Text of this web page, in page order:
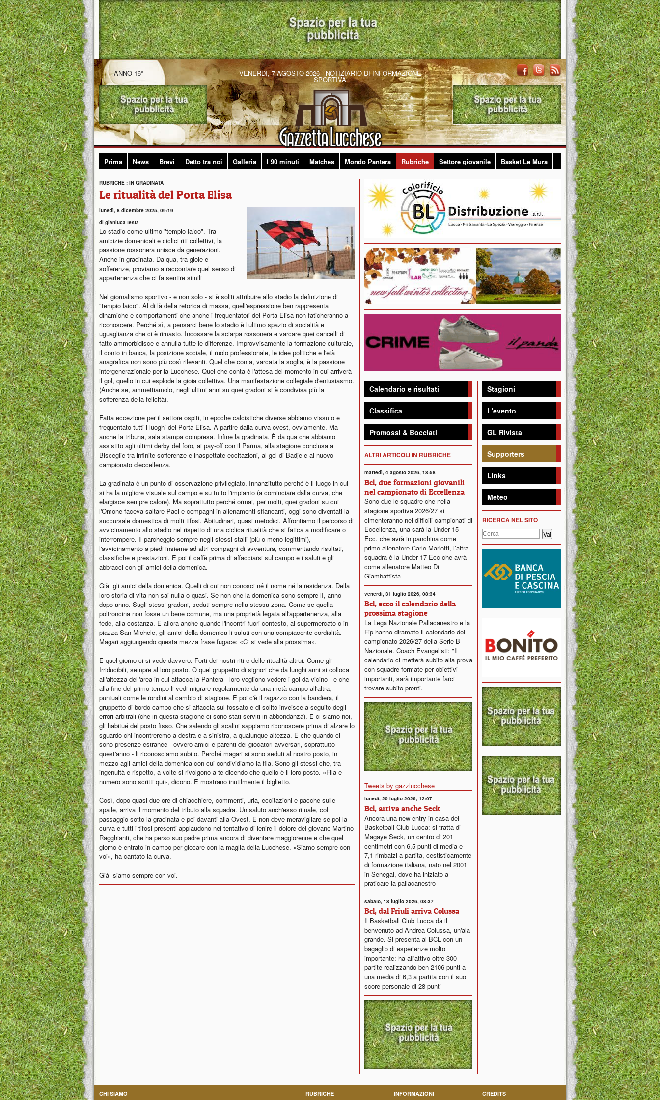
ANNO 16° VENERDÌ, 7 AGOSTO 2026 - NOTIZIARIO DI INFORMAZIONE
SPORTIVA
Prima News Brevi Detto tra noi Galleria I 90 minuti Matches Mondo Pantera Rubriche Settore giovanile Basket Le Mura
RUBRICHE : IN GRADINATA
Le ritualità del Porta Elisa
lunedì, 8 dicembre 2025, 09:19
di gianluca testa
Lo stadio come ultimo "tempio laico". Tra
amicizie domenicali e ciclici riti collettivi, la
passione rossonera unisce da generazioni.
Anche in gradinata. Da qua, tra gioie e
sofferenze, proviamo a raccontare quel senso di
appartenenza che ci fa sentire simili
Nel giornalismo sportivo - e non solo - si è soliti attribuire allo stadio la definizione di
"tempio laico". Al di là della retorica di massa, quell'espressione ben rappresenta
dinamiche e comportamenti che anche i frequentatori del Porta Elisa non faticheranno a
riconoscere. Perché sì, a pensarci bene lo stadio è l'ultimo spazio di socialità e
uguaglianza che ci è rimasto. Indossare la sciarpa rossonera e varcare quei cancelli di
fatto ammorbidisce e annulla tutte le differenze. Improvvisamente la formazione culturale,
il conto in banca, la posizione sociale, il ruolo professionale, le idee politiche e l'età
anagrafica non sono più così rilevanti. Quel che conta, varcata la soglia, è la passione
intergenerazionale per la Lucchese. Quel che conta è l'attesa del momento in cui arriverà
il gol, quello in cui esplode la gioia collettiva. Una manifestazione collegiale d'entusiasmo.
(Anche se, ammettiamolo, negli ultimi anni su quei gradoni si è condivisa più la
sofferenza della felicità).
Fatta eccezione per il settore ospiti, in epoche calcistiche diverse abbiamo vissuto e
frequentato tutti i luoghi del Porta Elisa. A partire dalla curva ovest, ovviamente. Ma
anche la tribuna, sala stampa compresa. Infine la gradinata. È da qua che abbiamo
assistito agli ultimi derby del foro, ai pay-off con il Parma, alla stagione conclusa a
Bisceglie tra infinite sofferenze e inaspettate eccitazioni, al gol di Badje e al nuovo
campionato d'eccellenza.
La gradinata è un punto di osservazione privilegiato. Innanzitutto perché è il luogo in cui
si ha la migliore visuale sul campo e su tutto l'impianto (a cominciare dalla curva, che
elargisce sempre calore). Ma soprattutto perché ormai, per molti, quei gradoni su cui
l'Omone faceva saltare Paci e compagni in allenamenti sfiancanti, oggi sono diventati la
succursale domestica di molti tifosi. Abitudinari, quasi metodici. Affrontiamo il percorso di
avvicinamento allo stadio nel rispetto di una ciclica ritualità che si fatica a modificare o
interrompere. Il parcheggio sempre negli stessi stalli (più o meno legittimi),
l'avvicinamento a piedi insieme ad altri compagni di avventura, commentando risultati,
classifiche e prestazioni. E poi il caffè prima di affacciarsi sul campo e i saluti e gli
abbracci con gli amici della domenica.
Già, gli amici della domenica. Quelli di cui non conosci né il nome né la residenza. Della
loro storia di vita non sai nulla o quasi. Se non che la domenica sono sempre lì, anno
dopo anno. Sugli stessi gradoni, seduti sempre nella stessa zona. Come se quella
poltroncina non fosse un bene comune, ma una proprietà legata all'appartenenza, alla
fede, alla costanza. E allora anche quando l'incontri fuori contesto, al supermercato o in
piazza San Michele, gli amici della domenica li saluti con una compiacente cordialità.
Magari aggiungendo questa mezza frase fugace: «Ci si vede alla prossima».
E quel giorno ci si vede davvero. Forti dei nostri riti e delle ritualità altrui. Come gli
Irriducibili, sempre al loro posto. O quel gruppetto di signori che da lunghi anni si colloca
all'altezza dell'area in cui attacca la Pantera - loro vogliono vedere i gol da vicino - e che
alla fine del primo tempo li vedi migrare regolarmente da una metà campo all'altra,
puntuali come le rondini al cambio di stagione. E poi c'è il ragazzo con la bandiera, il
gruppetto di bordo campo che si affaccia sul fossato e di solito inveisce a seguito degli
errori arbitrali (che in questa stagione ci sono stati serviti in abbondanza). E ci siamo noi,
gli habitué del posto fisso. Che salendo gli scalini sappiamo riconoscere prima di alzare lo
sguardo chi incontreremo a destra e a sinistra, a qualunque altezza. E che quando ci
sono presenze estranee - ovvero amici e parenti dei giocatori avversari, soprattutto
quest'anno - li riconosciamo subito. Perché magari si sono seduti al nostro posto, in
mezzo agli amici della domenica con cui condividiamo la fila. Sono gli stessi che, tra
ingenuità e rispetto, a volte si rivolgono a te dicendo che quello è il loro posto. «Fila e
numero sono scritti qui», dicono. E mostrano inutilmente il biglietto.
Così, dopo quasi due ore di chiacchiere, commenti, urla, eccitazioni e pacche sulle
spalle, arriva il momento del tributo alla squadra. Un saluto anch'esso rituale, col
passaggio sotto la gradinata e poi davanti alla Ovest. E non deve meravigliare se poi la
curva e tutti i tifosi presenti applaudono nel tentativo di lenire il dolore del giovane Martino
Ragghianti, che ha perso suo padre prima ancora di diventare maggiorenne e che quel
giorno è entrato in campo per giocare con la maglia della Lucchese. «Siamo sempre con
voi», ha cantato la curva.
Già, siamo sempre con voi.
Calendario e risultati
Classifica
Promossi & Bocciati
ALTRI ARTICOLI IN RUBRICHE
martedì, 4 agosto 2026, 18:58
Bcl, due formazioni giovanili
nel campionato di Eccellenza
Sono due le squadre che nella
stagione sportiva 2026/27 si
cimenteranno nei difficili campionati di
Eccellenza, una sarà la Under 15
Ecc. che avrà in panchina come
primo allenatore Carlo Mariotti, l’altra
squadra è la Under 17 Ecc che avrà
come allenatore Matteo Di
Giambattista
venerdì, 31 luglio 2026, 08:34
Bcl, ecco il calendario della
prossima stagione
La Lega Nazionale Pallacanestro e la
Fip hanno diramato il calendario del
campionato 2026/27 della Serie B
Nazionale. Coach Evangelisti: "Il
calendario ci metterà subito alla prova
con squadre formate per obiettivi
importanti, sarà importante farci
trovare subito pronti.
Tweets by gazzlucchese
lunedì, 20 luglio 2026, 12:07
Bcl, arriva anche Seck
Ancora una new entry in casa del
Basketball Club Lucca: si tratta di
Magaye Seck, un centro di 201
centimetri con 6,5 punti di media e
7,1 rimbalzi a partita, cestisticamente
di formazione italiana, nato nel 2001
in Senegal, dove ha iniziato a
praticare la pallacanestro
sabato, 18 luglio 2026, 08:37
Bcl, dal Friuli arriva Colussa
Il Basketball Club Lucca dà il
benvenuto ad Andrea Colussa, un'ala
grande. Si presenta al BCL con un
bagaglio di esperienze molto
importante: ha all'attivo oltre 300
partite realizzando ben 2106 punti a
una media di 6,3 a partita con il suo
score personale di 28 punti
Stagioni
L'evento
GL Rivista
Supporters
Links
Meteo
RICERCA NEL SITO
CHI SIAMO RUBRICHE INFORMAZIONI CREDITS